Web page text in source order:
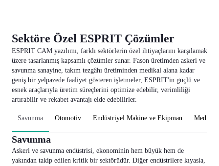
Sektöre Özel ESPRIT Çözümler
ESPRIT CAM yazılımı, farklı sektörlerin özel ihtiyaçlarını karşılamak
üzere tasarlanmış kapsamlı çözümler sunar. Fason üretimden askeri ve
savunma sanayine, takım tezgâhı üretiminden medikal alana kadar
geniş bir yelpazede faaliyet gösteren işletmeler, ESPRIT'in güçlü ve
esnek araçlarıyla üretim süreçlerini optimize edebilir, verimliliği
artırabilir ve rekabet avantajı elde edebilirler.
Savunma Otomotiv Endüstriyel Makine ve Ekipman Medikal
Savunma
Askeri ve savunma endüstrisi, ekonominin hem büyük hem de
yakından takip edilen kritik bir sektörüdür. Diğer endüstrilere kıyasla,